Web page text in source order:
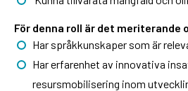
För denna roll är det meriterande
Har språkkunskaper som är
Har erfarenhet av innovativa
resursmobilisering inom